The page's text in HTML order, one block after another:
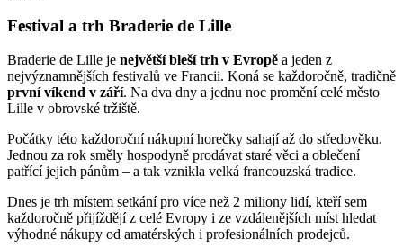
Festival a trh Braderie de Lille
Braderie de Lille je největší bleší trh v Evropě a jeden z
nejvýznamnějších festivalů ve Francii. Koná se každoročně, tradičně
první víkend v září. Na dva dny a jednu noc promění celé město
Lille v obrovské tržiště.
Počátky této každoroční nákupní horečky sahají až do středověku.
Jednou za rok směly hospodyně prodávat staré věci a oblečení
patřící jejich pánům – a tak vznikla velká francouzská tradice.
Dnes je trh místem setkání pro více než 2 miliony lidí, kteří sem
každoročně přijíždějí z celé Evropy i ze vzdálenějších míst hledat
výhodné nákupy od amatérských i profesionálních prodejců.